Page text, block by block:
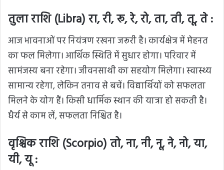
तुला राशि (Libra) रा, री, रू, रे, रो, ता, ती, तू, ते :
आज भावनाओं पर नियंत्रण रखना जरूरी है। कार्यक्षेत्र में मेहनत
का फल मिलेगा। आर्थिक स्थिति में सुधार होगा। परिवार में
सामंजस्य बना रहेगा। जीवनसाथी का सहयोग मिलेगा। स्वास्थ्य
सामान्य रहेगा, लेकिन तनाव से बचें। विद्यार्थियों को सफलता
मिलने के योग हैं। किसी धार्मिक स्थान की यात्रा हो सकती है।
धैर्य से काम लें, सफलता निश्चित है।
वृश्चिक राशि (Scorpio) तो, ना, नी, नू, ने, नो, या,
यी, यू :